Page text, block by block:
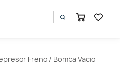
Freno / Bomba Vacio